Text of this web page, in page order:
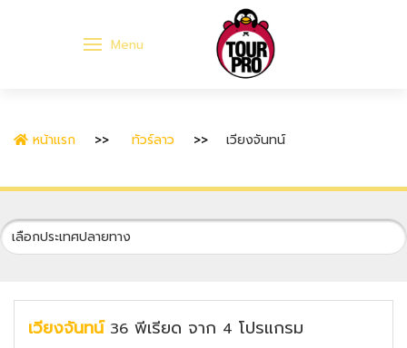
Menu
หน้าแรก ทัวร์ลาว เวียงจันทน์
เวียงจันทน์ 36 พีเรียด จาก 4 โปรแกรม